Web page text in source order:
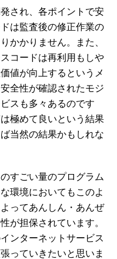
され、各ポイントで安
は監査後の修正作業の
かかりません。また、
コードは再利用もしや
値が向上するというメ
全性が確認されたモジ
スも多々あるのです
極めて良いという結果
当然の結果かもしれな
すごい量のプログラム
環境においてもこのよ
ってあんしん・あんぜ
が担保されています。
ンターネットサービス
っていきたいと思いま